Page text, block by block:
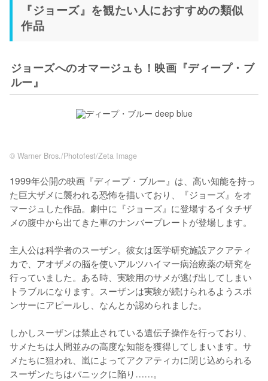
『ジョーズ』を観たい人におすすめの類似
作品
ジョーズへのオマージュも！映画『ディープ・ブ
ルー』
© Warner Bros./Photofest/Zeta Image
1999年公開の映画『ディープ・ブルー』は、高い知能を持っ
た巨大ザメに襲われる恐怖を描いており、『ジョーズ』をオ
マージュした作品。劇中に『ジョーズ』に登場するイタチザ
メの腹中から出てきた車のナンバープレートが登場します。
主人公は科学者のスーザン。彼女は医学研究施設アクアティ
カで、アオザメの脳を使いアルツハイマー病治療薬の研究を
行っていました。ある時、実験用のサメが逃げ出してしまい
トラブルになります。スーザンは実験が続けられるようスポ
ンサーにアピールし、なんとか認められました。
しかしスーザンは禁止されている遺伝子操作を行っており、
サメたちは人間並みの高度な知能を獲得してしまいます。サ
メたちに狙われ、嵐によってアクアティカに閉じ込められる
スーザンたちはパニックに陥り……。